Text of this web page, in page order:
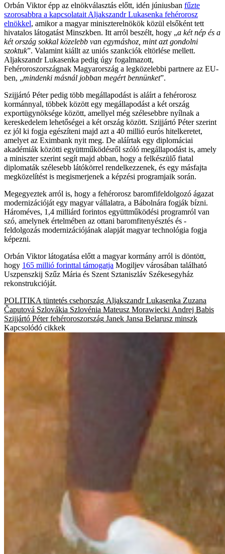
Orbán Viktor épp az elnökválasztás előtt, idén júniusban fűzte
szorosabbra a kapcsolatait Aljakszandr Lukasenka fehérorosz
elnökkel, amikor a magyar miniszterelnökök közül elsőként tett
hivatalos látogatást Minszkben. Itt arról beszélt, hogy „a két nép és a
két ország sokkal közelebb van egymáshoz, mint azt gondolni
szoktuk”. Valamint kiállt az uniós szankciók eltörlése mellett.
Aljakszandr Lukasenka pedig úgy fogalmazott,
Fehéroroszországnak Magyarország a legközelebbi partnere az EU-
ben, „mindenki másnál jobban megért bennünket”.
Szijjártó Péter pedig több megállapodást is aláírt a fehérorosz
kormánnyal, többek között egy megállapodást a két ország
exportügynöksége között, amellyel még szélesebbre nyílnak a
kereskedelem lehetőségei a két ország között. Szijjártó Péter szerint
ez jól ki fogja egészíteni majd azt a 40 millió eurós hitelkeretet,
amelyet az Eximbank nyit meg. De aláírtak egy diplomáciai
akadémiák közötti együttműködésről szóló megállapodást is, amely
a miniszter szerint segít majd abban, hogy a felkészülő fiatal
diplomaták szélesebb látókörrel rendelkezzenek, és egy másfajta
megközelítést is megismerjenek a képzési programjaik során.
Megegyeztek arról is, hogy a fehérorosz baromfifeldolgozó ágazat
modernizációját egy magyar vállalatra, a Bábolnára fogják bízni.
Hároméves, 1,4 milliárd forintos együttműködési programról van
szó, amelynek értelmében az ottani baromfitenyésztés és -
feldolgozás modernizációjának alapját magyar technológia fogja
képezni.
Orbán Viktor látogatása előtt a magyar kormány arról is döntött,
hogy 165 millió forinttal támogatja Mogiljev városában található
Uszpenszkij Szűz Mária és Szent Sztaniszláv Székesegyház
rekonstrukcióját.
POLITIKA tüntetés csehország Aljakszandr Lukasenka Zuzana
Čaputová Szlovákia Szlovénia Mateusz Morawiecki Andrej Babis
Szijjártó Péter fehéroroszország Janek Jansa Belarusz minszk
Kapcsolódó cikkek